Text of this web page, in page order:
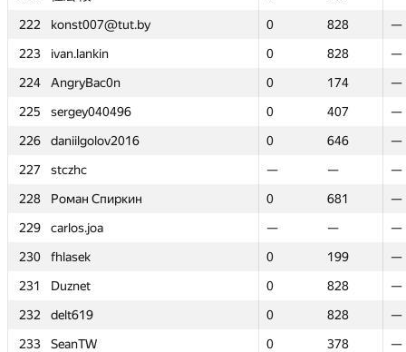
222
konst007@tut.by 0 828
—
223
ivan.lankin 0 828
—
224
AngryBac0n 0 174
—
225
sergey040496 0 407
—
226
daniilgolov2016 0 646
—
227
stczhc — —
—
228
Роман Спиркин 0 681
—
229
carlos.joa — —
—
230
fhlasek 0 199
—
231
Duznet 0 828
—
232
delt619 0 828
—
233
SeanTW 0 378
—
222
konst007@tut.by 0 828
—
223
ivan.lankin 0 828
—
224
AngryBac0n 0 174
—
225
sergey040496 0 407
—
226
daniilgolov2016 0 646
—
227
stczhc — —
—
228
Роман Спиркин 0 681
—
229
carlos.joa — —
—
230
fhlasek 0 199
—
231
Duznet 0 828
—
232
delt619 0 828
—
233
SeanTW 0 378
—